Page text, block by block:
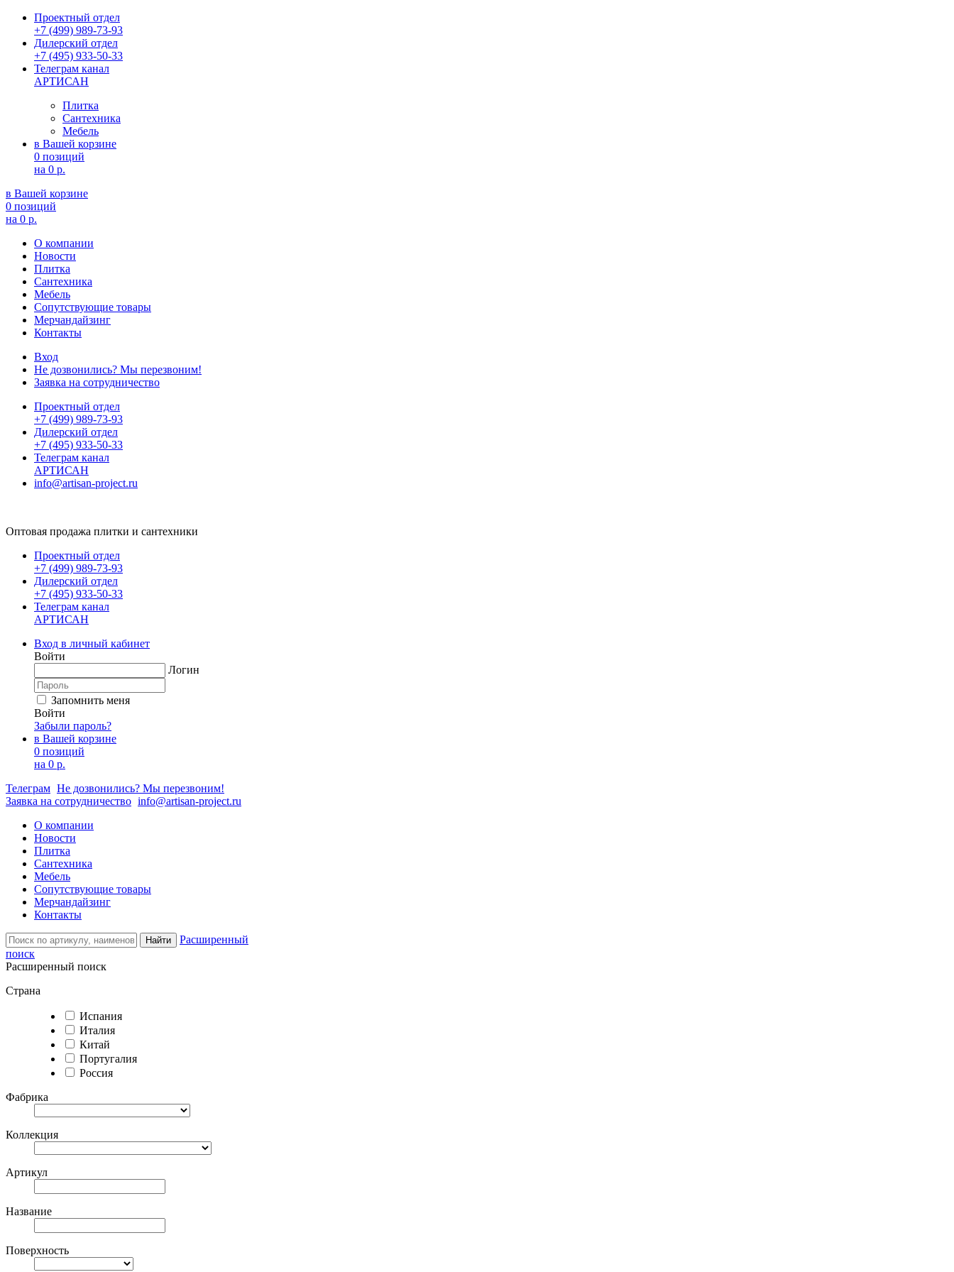
Проектный отдел
+7 (499) 989-73-93
Дилерский отдел
+7 (495) 933-50-33
Телеграм канал
АРТИСАН
Плитка
Сантехника
Мебель
в Вашей корзине
0 позиций
на 0 р.
в Вашей корзине
0 позиций
на 0 р.
О компании
Новости
Плитка
Сантехника
Мебель
Сопутствующие товары
Мерчандайзинг
Контакты
Вход
Не дозвонились? Мы перезвоним!
Заявка на сотрудничество
Проектный отдел
+7 (499) 989-73-93
Дилерский отдел
+7 (495) 933-50-33
Телеграм канал
АРТИСАН
info@artisan-project.ru
Оптовая продажа плитки и сантехники
Проектный отдел
+7 (499) 989-73-93
Дилерский отдел
+7 (495) 933-50-33
Телеграм канал
АРТИСАН
Вход в личный кабинет
Войти
Логин
Запомнить меня
Войти
Забыли пароль?
в Вашей корзине
0 позиций
на 0 р.
Телеграм Не дозвонились? Мы перезвоним!
Заявка на сотрудничество info@artisan-project.ru
О компании
Новости
Плитка
Сантехника
Мебель
Сопутствующие товары
Мерчандайзинг
Контакты
Найти
Расширенный
поиск
Расширенный поиск
Страна
Испания
Италия
Китай
Португалия
Россия
Фабрика
Коллекция
Артикул
Название
Поверхность